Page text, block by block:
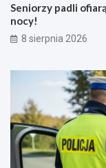
Seniorzy padli
nocy!
8 sierpnia 2026